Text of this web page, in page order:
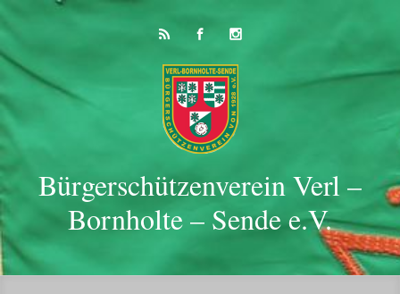
Bürgerschützenverein Verl –
Bornholte – Sende e.V.